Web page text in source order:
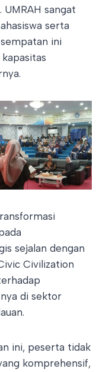
sangat
serta
ini
sejalan dengan
Civilization
di sektor
ini, peserta tidak
komprehensif,